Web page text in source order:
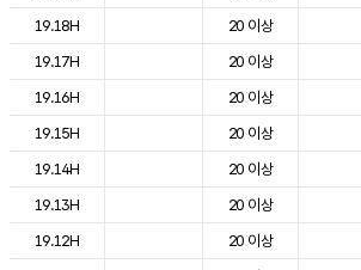
19.18H
20 이상
19.17H
20 이상
19.16H
20 이상
19.15H
20 이상
19.14H
20 이상
19.13H
20 이상
19.12H
20 이상